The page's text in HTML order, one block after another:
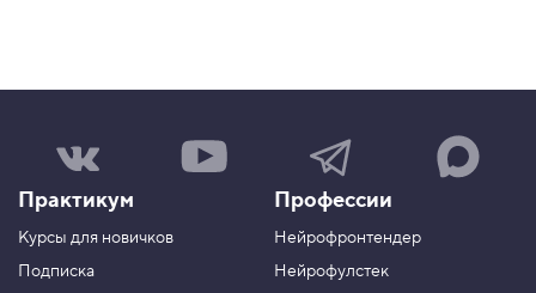
а
а
р
у
Н
а
а
к
н
а
Н
а
ш
Практикум
Курсы для новичков
Подписка
Профессии
Нейрофронтендер
Нейрофулстек